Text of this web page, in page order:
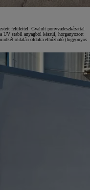
felülettel. Gyalult ponyvadeszkázattal
UV stabil anyagból készül, horganyozott
oldalán oldalra elhúzható (függönyös